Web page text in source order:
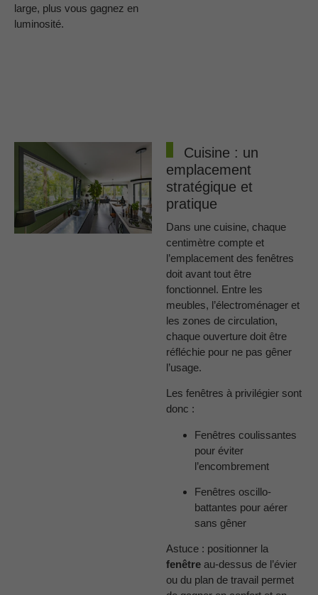
large, plus vous gagnez en
luminosité.
Cuisine : un
emplacement
stratégique et
pratique
Dans une cuisine, chaque
centimètre compte et
l’emplacement des fenêtres
doit avant tout être
fonctionnel. Entre les
meubles, l’électroménager et
les zones de circulation,
chaque ouverture doit être
réfléchie pour ne pas gêner
l’usage.
Les fenêtres à privilégier sont
donc :
Fenêtres coulissantes
pour éviter
l’encombrement
Fenêtres oscillo-
battantes pour aérer
sans gêner
Astuce : positionner la
fenêtre au-dessus de l’évier
ou du plan de travail permet